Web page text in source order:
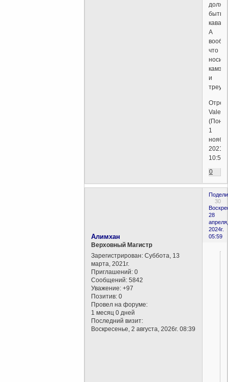
быть
А
что
и
1
2021г.
10:52)
0
30
28
апреля,
2024г.
05:59
Алимхан
Верховный Магистр
Зарегистрирован: Суббота, 13
марта, 2021г.
Приглашений: 0
Сообщений: 5842
Уважение: +97
Позитив: 0
Провел на форуме:
1 месяц 0 дней
Последний визит:
Воскресенье, 2 августа, 2026г. 08:39